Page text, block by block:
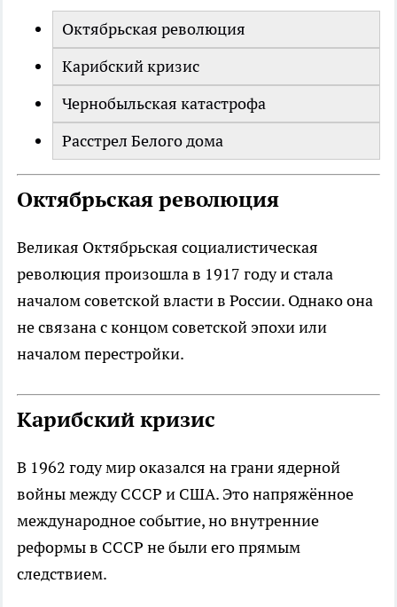
Октябрьская революция
Карибский кризис
Чернобыльская катастрофа
Расстрел Белого дома
Октябрьская революция
Великая Октябрьская социалистическая
революция произошла в 1917 году и стала
началом советской власти в России. Однако она
не связана с концом советской эпохи или
началом перестройки.
Карибский кризис
В 1962 году мир оказался на грани ядерной
войны между СССР и США. Это напряжённое
международное событие, но внутренние
реформы в СССР не были его прямым
следствием.